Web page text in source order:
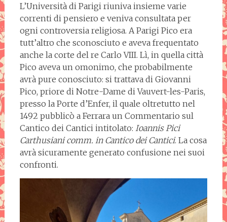
L’Università di Parigi riuniva insieme varie
correnti di pensiero e veniva consultata per
ogni controversia religiosa. A Parigi Pico era
tutt’altro che sconosciuto e aveva frequentato
anche la corte del re Carlo VIII. Lì, in quella città
Pico aveva un omonimo, che probabilmente
avrà pure conosciuto: si trattava di Giovanni
Pico, priore di Notre-Dame di Vauvert-les-Paris,
presso la Porte d’Enfer, il quale oltretutto nel
1492 pubblicò a Ferrara un Commentario sul
Cantico dei Cantici intitolato: Ioannis Pici
Carthusiani comm. in Cantico dei Cantici. La cosa
avrà sicuramente generato confusione nei suoi
confronti.